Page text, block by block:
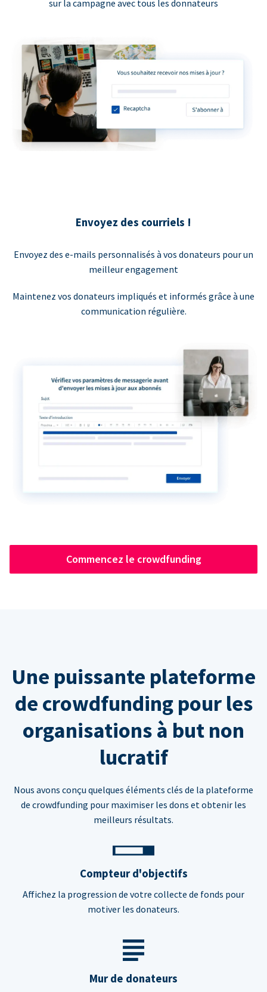
sur la campagne avec tous les donnateurs
Envoyez des courriels !
Envoyez des e-mails personnalisés à vos donateurs pour un
meilleur engagement
Maintenez vos donateurs impliqués et informés grâce à une
communication régulière.
Commencez le crowdfunding
Une puissante plateforme
de crowdfunding pour les
organisations à but non
lucratif
Nous avons conçu quelques éléments clés de la plateforme
de crowdfunding pour maximiser les dons et obtenir les
meilleurs résultats.
Compteur d'objectifs
Affichez la progression de votre collecte de fonds pour
motiver les donateurs.
Mur de donateurs